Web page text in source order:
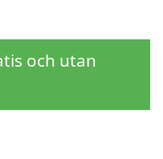
och utan